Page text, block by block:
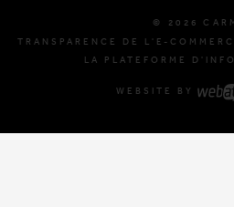
© 2026
TRANSPARENCE DE L'E-
LA PLATEFORME
WEBSITE BY